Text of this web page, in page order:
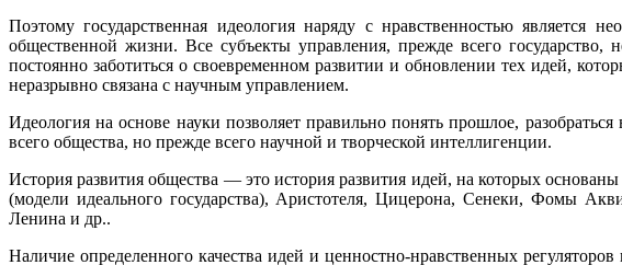
Поэтому государственная идеология наряду с нравственностью является
общественной жизни. Все субъекты управления, прежде всего
постоянно заботиться о своевременном развитии и обновлении тех идей,
неразрывно связана с научным управлением.
Идеология на основе науки позволяет правильно понять прошлое,
всего общества, но прежде всего научной и творческой интеллигенции.
История развития общества — это история развития идей, на которых
(модели идеального государства), Аристотеля, Цицерона, Сенеки, Фомы
Ленина и др..
Наличие определенного качества идей и ценностно-нравственных